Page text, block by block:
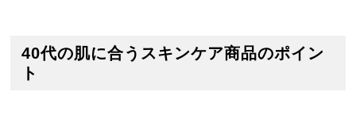
40代の肌に合うスキンケア商品のポイン
ト